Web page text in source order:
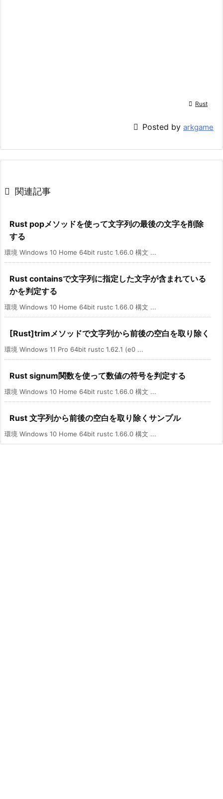
 Rust
 Posted by arkgame
 関連記事
Rust popメソッドを使って文字列の最後の文字を削除
する
環境 Windows 10 Home 64bit rustc 1.66.0 構文 ...
Rust containsで文字列に指定した文字が含まれている
かを判定する
環境 Windows 10 Home 64bit rustc 1.66.0 構文 ...
[Rust]trimメソッドで文字列から前後の空白を取り除く
環境 Windows 11 Pro 64bit rustc 1.62.1 (e0 ...
Rust signum関数を使って数値の符号を判定する
環境 Windows 10 Home 64bit rustc 1.66.0 構文 ...
Rust 文字列から前後の空白を取り除くサンプル
環境 Windows 10 Home 64bit rustc 1.66.0 構文 ...